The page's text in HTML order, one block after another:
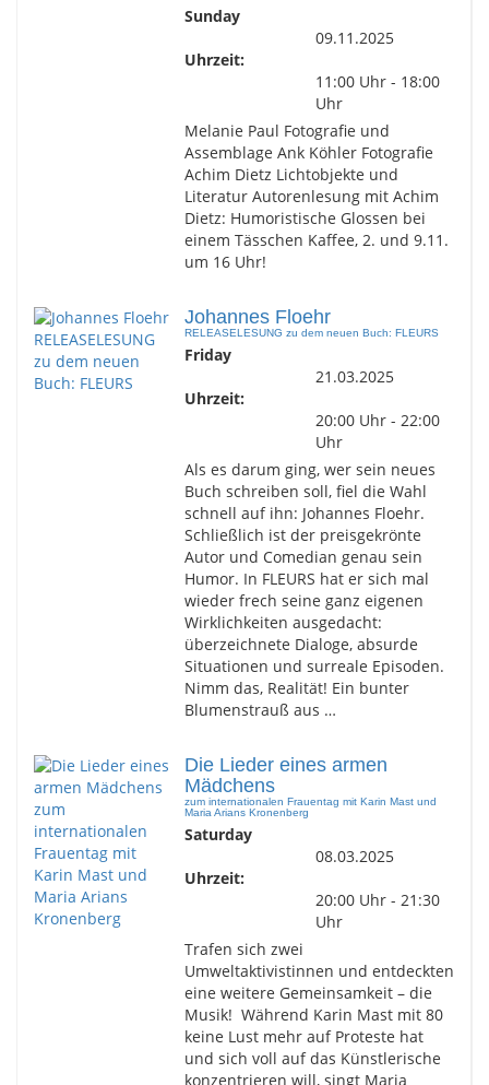
Sunday
09.11.2025
Uhrzeit:
11:00 Uhr - 18:00
Uhr
Melanie Paul Fotografie und
Assemblage Ank Köhler Fotografie
Achim Dietz Lichtobjekte und
Literatur Autorenlesung mit Achim
Dietz: Humoristische Glossen bei
einem Tässchen Kaffee, 2. und 9.11.
um 16 Uhr!
Johannes Floehr
RELEASELESUNG zu dem neuen Buch: FLEURS
Friday
21.03.2025
Uhrzeit:
20:00 Uhr - 22:00
Uhr
Als es darum ging, wer sein neues
Buch schreiben soll, fiel die Wahl
schnell auf ihn: Johannes Floehr.
Schließlich ist der preisgekrönte
Autor und Comedian genau sein
Humor. In FLEURS hat er sich mal
wieder frech seine ganz eigenen
Wirklichkeiten ausgedacht:
überzeichnete Dialoge, absurde
Situationen und surreale Episoden.
Nimm das, Realität! Ein bunter
Blumenstrauß aus …
Die Lieder eines armen
Mädchens
zum internationalen Frauentag mit Karin Mast und
Maria Arians Kronenberg
Saturday
08.03.2025
Uhrzeit:
20:00 Uhr - 21:30
Uhr
Trafen sich zwei
Umweltaktivistinnen und entdeckten
eine weitere Gemeinsamkeit – die
Musik! Während Karin Mast mit 80
keine Lust mehr auf Proteste hat
und sich voll auf das Künstlerische
konzentrieren will, singt Maria